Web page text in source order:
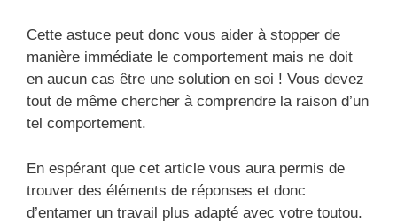
Cette astuce peut donc vous aider à stopper de
manière immédiate le comportement mais ne doit
en aucun cas être une solution en soi ! Vous devez
tout de même chercher à comprendre la raison d’un
tel comportement.
En espérant que cet article vous aura permis de
trouver des éléments de réponses et donc
d’entamer un travail plus adapté avec votre toutou.